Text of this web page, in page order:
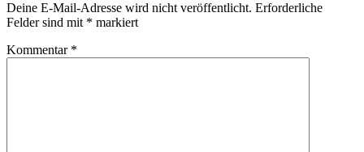
Deine E-Mail-Adresse wird nicht veröffentlicht. Erforderliche
Felder sind mit * markiert
Kommentar *